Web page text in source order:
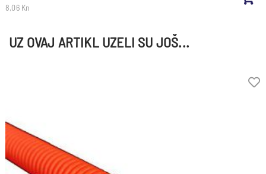
8,06 Kn
UZ OVAJ ARTIKL UZELI SU JOŠ...